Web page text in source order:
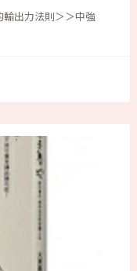
出力法則＞＞中強